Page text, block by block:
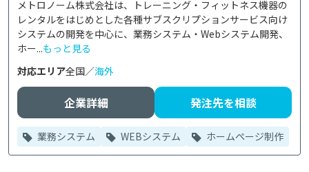
メトロノーム株式会社は、トレーニング・フィットネス機器の
レンタルをはじめとした各種サブスクリプションサービス向け
システムの開発を中心に、業務システム・Webシステム開発、
ホー...もっと見る
対応エリア全国／海外
企業詳細 発注先を相談
業務システム WEBシステム ホームページ制作